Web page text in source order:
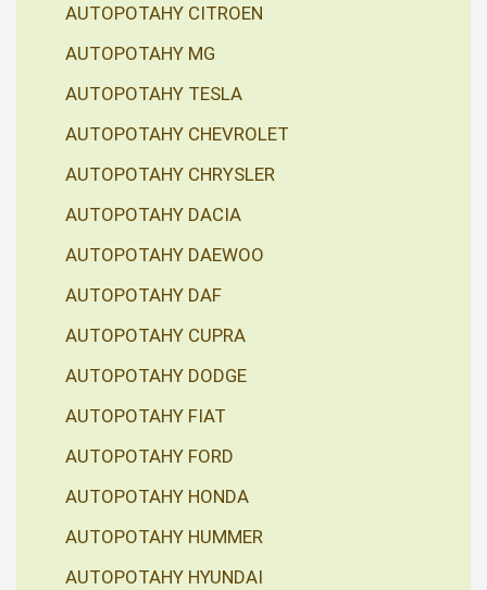
AUTOPOTAHY CITROEN
AUTOPOTAHY MG
AUTOPOTAHY TESLA
AUTOPOTAHY CHEVROLET
AUTOPOTAHY CHRYSLER
AUTOPOTAHY DACIA
AUTOPOTAHY DAEWOO
AUTOPOTAHY DAF
AUTOPOTAHY CUPRA
AUTOPOTAHY DODGE
AUTOPOTAHY FIAT
AUTOPOTAHY FORD
AUTOPOTAHY HONDA
AUTOPOTAHY HUMMER
AUTOPOTAHY HYUNDAI